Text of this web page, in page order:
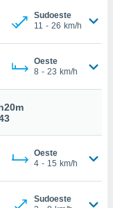
Sudoeste
11 - 26 km/h
Oeste
8 - 23 km/h
Oeste
4 - 15 km/h
Sudoeste